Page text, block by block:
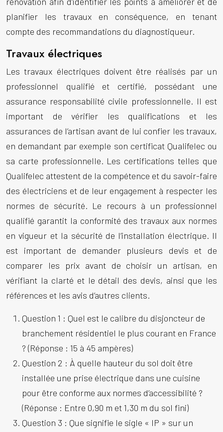
planifier les travaux en conséquence, en tenant
compte des recommandations du diagnostiqueur.
Travaux électriques
Les travaux électriques doivent être réalisés par un
professionnel qualifié et certifié, possédant une
assurance responsabilité civile professionnelle. Il est
important de vérifier les qualifications et les
assurances de l’artisan avant de lui confier les travaux,
en demandant par exemple son certificat Qualifelec ou
sa carte professionnelle. Les certifications telles que
Qualifelec attestent de la compétence et du savoir-faire
des électriciens et de leur engagement à respecter les
normes de sécurité. Le recours à un professionnel
qualifié garantit la conformité des travaux aux normes
en vigueur et la sécurité de l’installation électrique. Il
est important de demander plusieurs devis et de
comparer les prix avant de choisir un artisan, en
vérifiant la clarté et le détail des devis, ainsi que les
références et les avis d’autres clients.
Question 1 : Quel est le calibre du disjoncteur de
branchement résidentiel le plus courant en France
? (Réponse : 15 à 45 ampères)
Question 2 : À quelle hauteur du sol doit être
installée une prise électrique dans une cuisine
pour être conforme aux normes d’accessibilité ?
(Réponse : Entre 0,90 m et 1,30 m du sol fini)
Question 3 : Que signifie le sigle « IP » sur un